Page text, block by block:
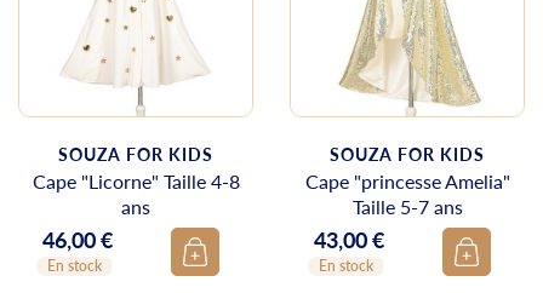
SOUZA FOR KIDS
Cape "Licorne" Taille 4-8
ans
Prix
46,00 €
En stock
SOUZA FOR KIDS
Cape "princesse Amelia"
Taille 5-7 ans
Prix
43,00 €
En stock